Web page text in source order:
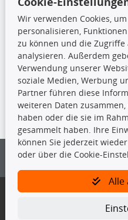
Stoßdämpfer
TecDoc Inside
Die hier angezeigten Daten
nicht kopiert werden.
Es ist zu unterlassen, die Daten
vorherige Zustimmung von TecDoc
und/oder diese Handlungen durch
Bitte prüfen Sie, ob das über
Gegebenenfalls sind ergänzende
Wir verwenden Cookies,
personalisieren,
zu können und die
analysieren. Außerdem
Verwendung unserer
soziale Medien, Werbung
Partner führen diese
weiteren Daten
haben oder die sie im
gesammelt haben. Ihre
können Sie jederzeit
oder über die Cookie-
Alle